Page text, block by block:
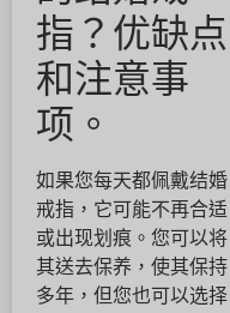
指？优缺点
和注意事
项。
如果您每天都佩戴结婚
戒指，它可能不再合适
或出现划痕。您可以将
其送去保养，使其保持
多年，但您也可以选择